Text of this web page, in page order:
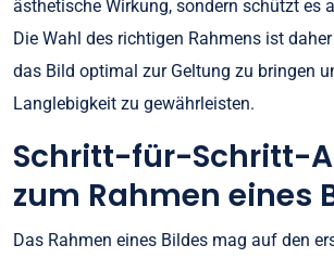
ästhetische Wirkung, sondern schützt es
Die Wahl des richtigen Rahmens ist
das Bild optimal zur Geltung zu bringen
Langlebigkeit zu gewährleisten.
Schritt-für-Schritt-
zum Rahmen eines
Das Rahmen eines Bildes mag auf den